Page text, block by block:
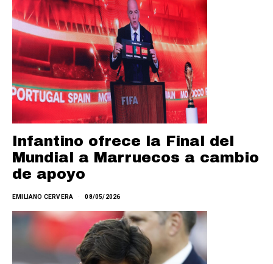
Infantino ofrece la Final del
Mundial a Marruecos a cambio
de apoyo
EMILIANO CERVERA 08/05/2026